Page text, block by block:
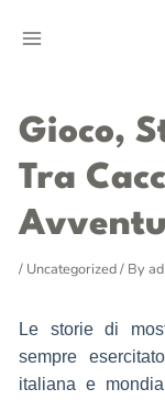
MENU
Gioco,
Tra
/ Uncategorized/ By
Le storie di
sempre
italiana e
navigation